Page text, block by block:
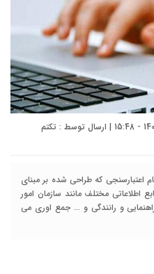
تکتم
که طراحی شده بر مبنای
مختلف مانند سازمان امور
و رانندگی و ... جمع اوری می